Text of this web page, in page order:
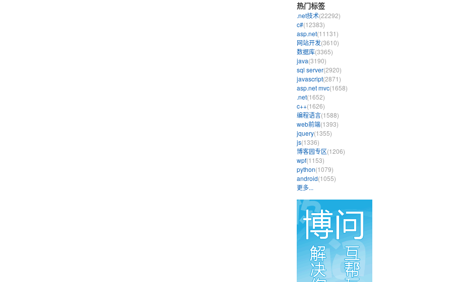
热门标签
.net技术(22292)
c#(12383)
asp.net(11131)
网站开发(3610)
数据库(3365)
java(3190)
sql server(2920)
javascript(2871)
asp.net mvc(1658)
.net(1652)
c++(1626)
编程语言(1588)
web前端(1393)
jquery(1355)
js(1336)
博客园专区(1206)
wpf(1153)
python(1079)
android(1055)
更多...